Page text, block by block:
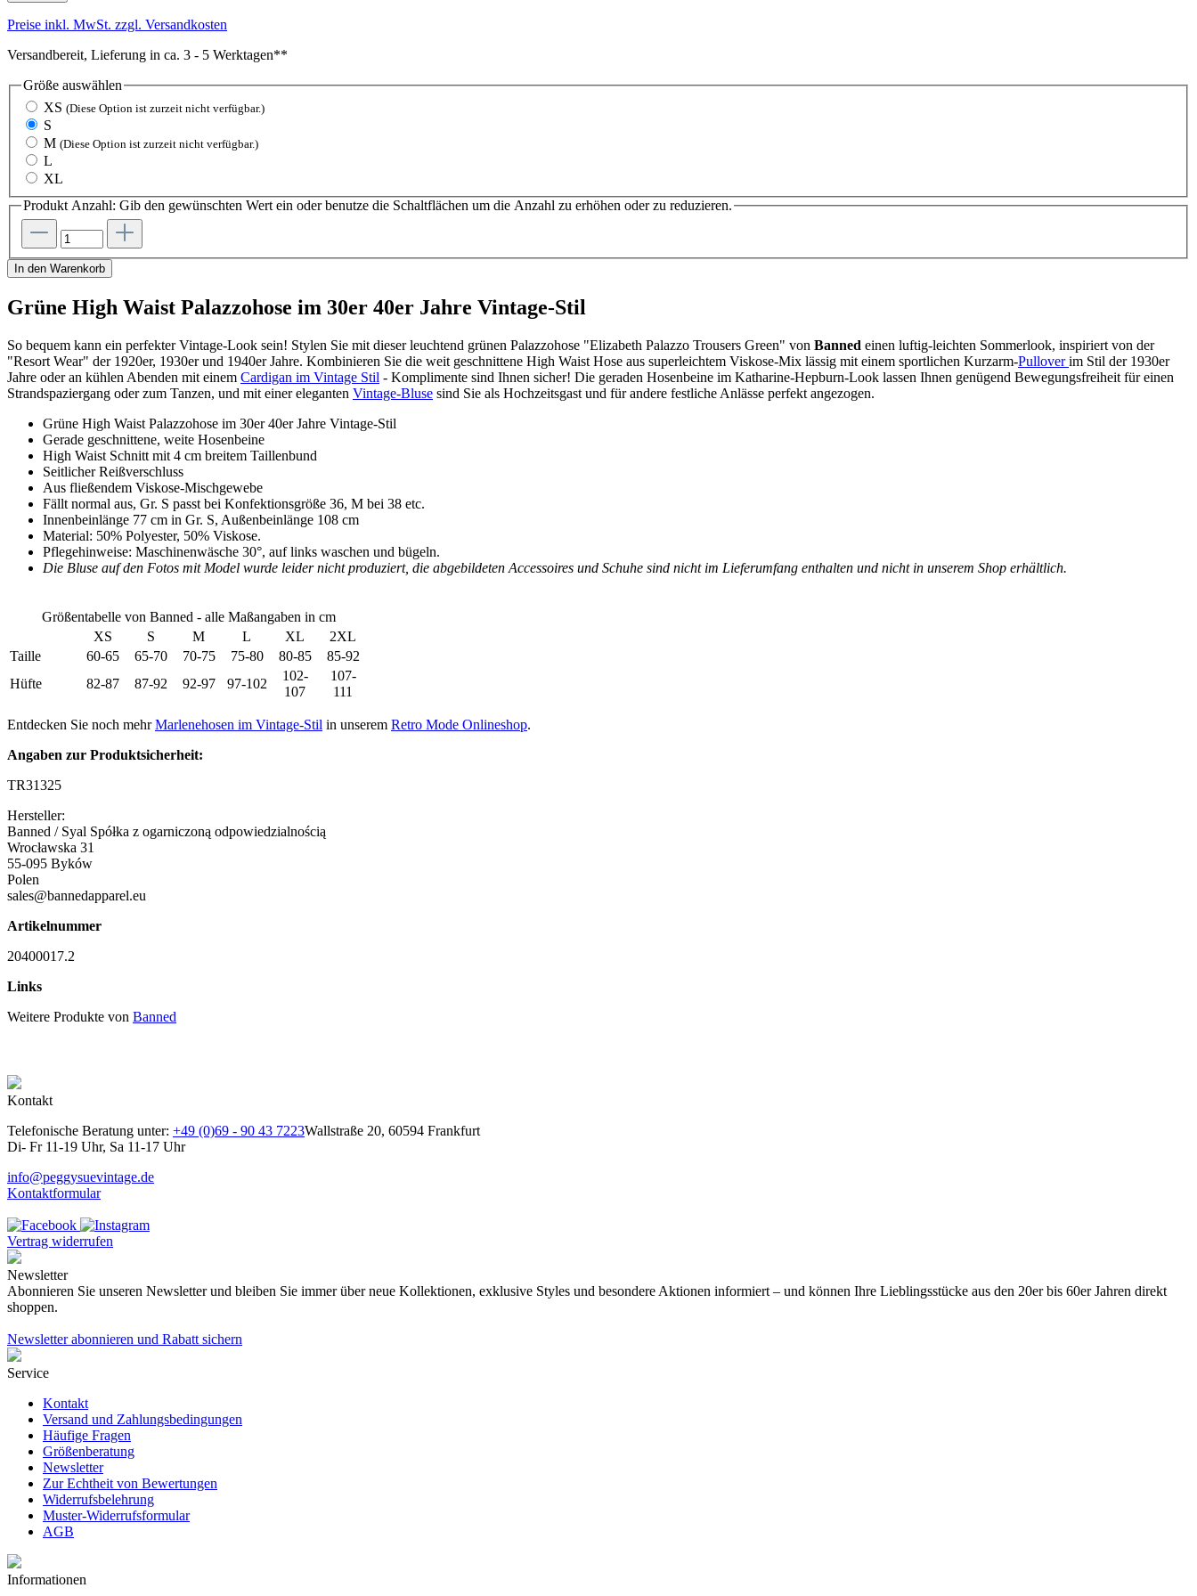
Preise inkl. MwSt. zzgl. Versandkosten
Versandbereit, Lieferung in ca. 3 - 5 Werktagen**
Größe auswählen
XS (Diese Option ist zurzeit nicht verfügbar.)
S
M (Diese Option ist zurzeit nicht verfügbar.)
L
XL
Produkt Anzahl: Gib den gewünschten Wert ein oder benutze die Schaltflächen um die Anzahl zu erhöhen oder zu reduzieren.
In den Warenkorb
Grüne High Waist Palazzohose im 30er 40er Jahre Vintage-Stil
So bequem kann ein perfekter Vintage-Look sein! Stylen Sie mit dieser leuchtend grünen Palazzohose "Elizabeth Palazzo Trousers Green" von Banned einen luftig-leichten Sommerlook, inspiriert von der
"Resort Wear" der 1920er, 1930er und 1940er Jahre. Kombinieren Sie die weit geschnittene High Waist Hose aus superleichtem Viskose-Mix lässig mit einem sportlichen Kurzarm-Pulloverim Stil der 1930er
Jahre oder an kühlen Abenden mit einem Cardigan im Vintage Stil - Komplimente sind Ihnen sicher! Die geraden Hosenbeine im Katharine-Hepburn-Look lassen Ihnen genügend Bewegungsfreiheit für einen
Strandspaziergang oder zum Tanzen, und mit einer eleganten Vintage-Bluse sind Sie als Hochzeitsgast und für andere festliche Anlässe perfekt angezogen.
Grüne High Waist Palazzohose im 30er 40er Jahre Vintage-Stil
Gerade geschnittene, weite Hosenbeine
High Waist Schnitt mit 4 cm breitem Taillenbund
Seitlicher Reißverschluss
Aus fließendem Viskose-Mischgewebe
Fällt normal aus, Gr. S passt bei Konfektionsgröße 36, M bei 38 etc.
Innenbeinlänge 77 cm in Gr. S, Außenbeinlänge 108 cm
Material: 50% Polyester, 50% Viskose.
Pflegehinweise: Maschinenwäsche 30°, auf links waschen und bügeln.
Die Bluse auf den Fotos mit Model wurde leider nicht produziert, die abgebildeten Accessoires und Schuhe sind nicht im Lieferumfang enthalten und nicht in unserem Shop erhältlich.
Größentabelle von Banned - alle Maßangaben in cm
XS
S M L XL
2XL
Taille
60-65 65-70 70-75 75-80 80-85
85-92
Hüfte
82-87 87-92 92-97 97-102
102-
107
107-
111
Entdecken Sie noch mehrMarlenehosen im Vintage-Stil in unserem Retro Mode Onlineshop.
Angaben zur Produktsicherheit:
TR31325
Hersteller:
Banned / Syal Spółka z ogarniczoną odpowiedzialnością
Wrocławska 31
55-095 Byków
Polen
sales@bannedapparel.eu
Artikelnummer
20400017.2
Links
Weitere Produkte von Banned
Kontakt
Telefonische Beratung unter: +49 (0)69 - 90 43 7223Wallstraße 20, 60594 Frankfurt
Di- Fr 11-19 Uhr, Sa 11-17 Uhr
info@peggysuevintage.de
Kontaktformular
Vertrag widerrufen
Newsletter
Abonnieren Sie unseren Newsletter und bleiben Sie immer über neue Kollektionen, exklusive Styles und besondere Aktionen informiert – und können Ihre Lieblingsstücke aus den 20er bis 60er Jahren direkt
shoppen.
Newsletter abonnieren und Rabatt sichern
Service
Kontakt
Versand und Zahlungsbedingungen
Häufige Fragen
Größenberatung
Newsletter
Zur Echtheit von Bewertungen
Widerrufsbelehrung
Muster-Widerrufsformular
AGB
Informationen